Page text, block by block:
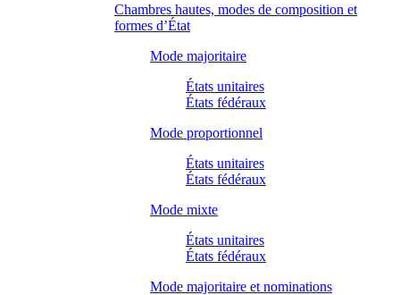
Chambres hautes, modes de composition et
formes d’État
Mode majoritaire
États unitaires
États fédéraux
Mode proportionnel
États unitaires
États fédéraux
Mode mixte
États unitaires
États fédéraux
Mode majoritaire et nominations